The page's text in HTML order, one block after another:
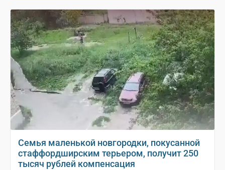
Семья маленькой новгородки, покусанной
стаффордширским терьером, получит 250
тысяч рублей компенсация